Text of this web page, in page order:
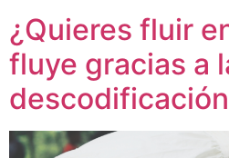
¿Quieres fluir
fluye gracias a